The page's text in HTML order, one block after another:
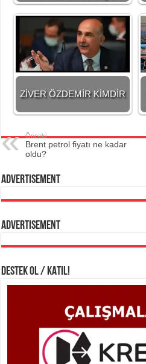
ZİVER ÖZDEMİR KİMDİR
Önceki
Brent petrol fiyatı ne kadar
oldu?
Advertisement
Advertisement
DESTEK OL / KATIL!